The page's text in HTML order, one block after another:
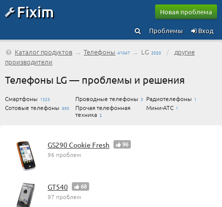
Fixim Новая проблема
Вход
Проблемы
Каталог продуктов → Телефоны 41047 → LG 2020 / другие
производители
Телефоны LG — проблемы и решения
Смартфоны 1323
Сотовые телефоны 690
Проводные телефоны 3
Прочая телефонная
техника 2
Радиотелефоны 1
Мини-АТС 1
GS290 Cookie Fresh 96
96 проблем
GT540 68
97 проблем